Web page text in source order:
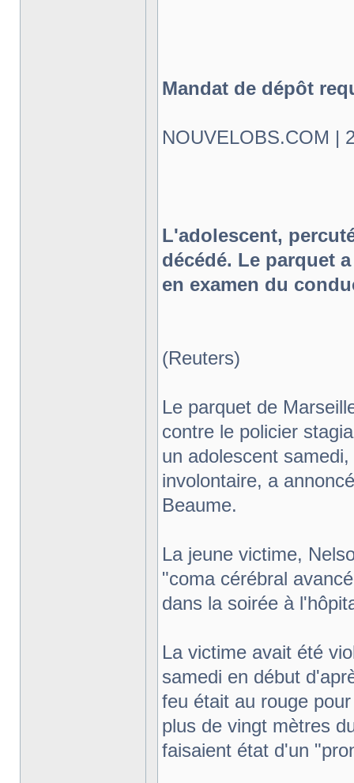
Mandat de dépôt
NOUVELOBS.COM |
L'adolescent,
décédé. Le parquet
en examen du
(Reuters)
Le parquet de
contre le policier
un adolescent
involontaire, a
Beaume.
La jeune victime,
"coma cérébral
dans la soirée à
La victime avait été
samedi en début
feu était au rouge
plus de vingt mètres
faisaient état d'un